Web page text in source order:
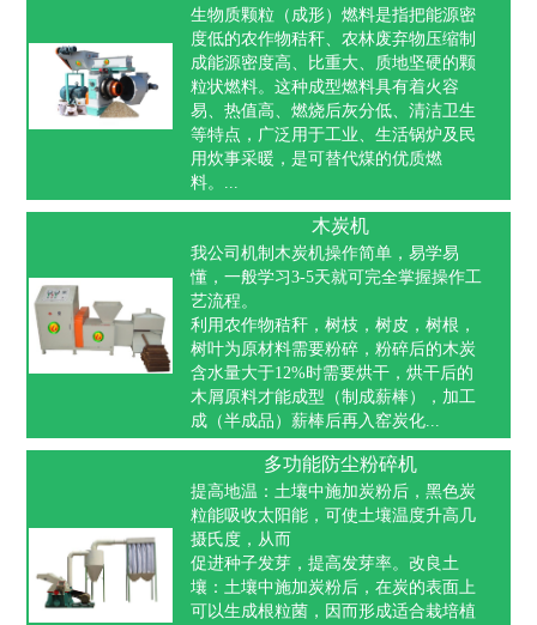
生物质颗粒（成形）燃料是指把能源密
度低的农作物秸秆、农林废弃物压缩制
成能源密度高、比重大、质地坚硬的颗
粒状燃料。这种成型燃料具有着火容
易、热值高、燃烧后灰分低、清洁卫生
等特点，广泛用于工业、生活锅炉及民
用炊事采暖，是可替代煤的优质燃
料。...
木炭机
我公司机制木炭机操作简单，易学易
懂，一般学习3-5天就可完全掌握操作工
艺流程。
利用农作物秸秆，树枝，树皮，树根，
树叶为原材料需要粉碎，粉碎后的木炭
含水量大于12%时需要烘干，烘干后的
木屑原料才能成型（制成薪棒），加工
成（半成品）薪棒后再入窑炭化...
多功能防尘粉碎机
提高地温：土壤中施加炭粉后，黑色炭
粒能吸收太阳能，可使土壤温度升高几
摄氏度，从而
促进种子发芽，提高发芽率。改良土
壤：土壤中施加炭粉后，在炭的表面上
可以生成根粒菌，因而形成适合栽培植